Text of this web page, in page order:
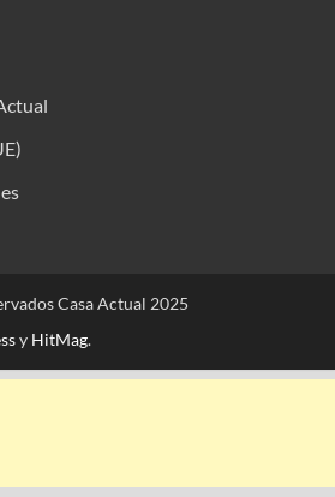
Casa Actual 2025
y HitMag.